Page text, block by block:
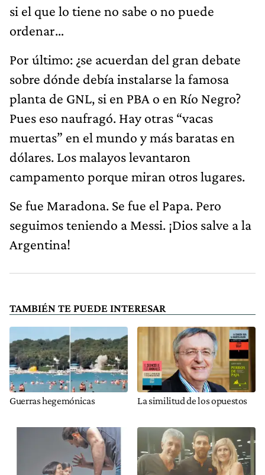
si el que lo tiene no sabe o no puede
ordenar…
Por último: ¿se acuerdan del gran debate
sobre dónde debía instalarse la famosa
planta de GNL, si en PBA o en Río Negro?
Pues eso naufragó. Hay otras “vacas
muertas” en el mundo y más baratas en
dólares. Los malayos levantaron
campamento porque miran otros lugares.
Se fue Maradona. Se fue el Papa. Pero
seguimos teniendo a Messi. ¡Dios salve a la
Argentina!
TAMBIÉN TE PUEDE INTERESAR
Guerras hegemónicas La similitud de los opuestos